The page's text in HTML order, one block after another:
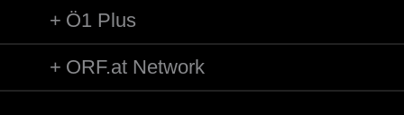
Ö1 Plus
ORF.at Network